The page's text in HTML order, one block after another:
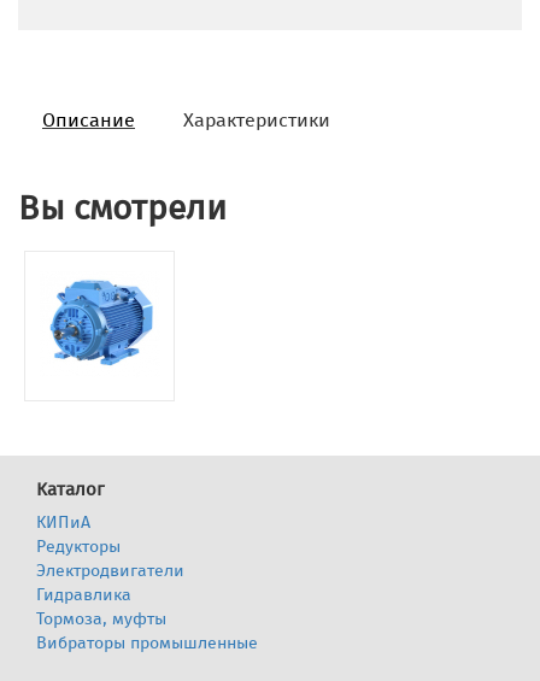
Описание Характеристики
Вы смотрели
Каталог
КИПиА
Редукторы
Электродвигатели
Гидравлика
Тормоза, муфты
Вибраторы промышленные